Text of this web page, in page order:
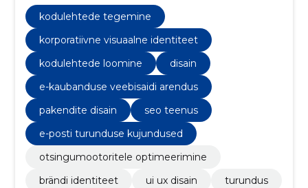
turundus, turunduskampaania, sisu loomine
kodulehtede tegemine
korporatiivne visuaalne identiteet
kodulehtede loomine
disain
e-kaubanduse veebisaidi arendus
pakendite disain
seo teenus
e-posti turunduse kujundused
otsingumootoritele optimeerimine
brändi identiteet
ui ux disain
turundus